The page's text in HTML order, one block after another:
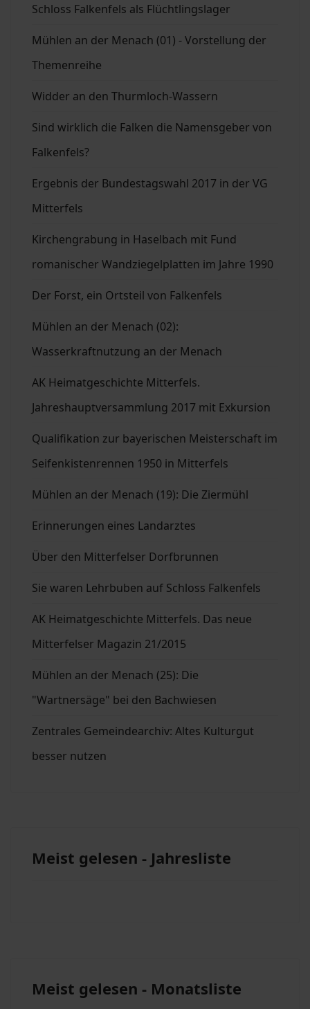
Schloss Falkenfels als Flüchtlingslager
Mühlen an der Menach (01) - Vorstellung der
Themenreihe
Widder an den Thurmloch-Wassern
Sind wirklich die Falken die Namensgeber von
Falkenfels?
Ergebnis der Bundestagswahl 2017 in der VG
Mitterfels
Kirchengrabung in Haselbach mit Fund
romanischer Wandziegelplatten im Jahre 1990
Der Forst, ein Ortsteil von Falkenfels
Mühlen an der Menach (02):
Wasserkraftnutzung an der Menach
AK Heimatgeschichte Mitterfels.
Jahreshauptversammlung 2017 mit Exkursion
Qualifikation zur bayerischen Meisterschaft im
Seifenkistenrennen 1950 in Mitterfels
Mühlen an der Menach (19): Die Ziermühl
Erinnerungen eines Landarztes
Über den Mitterfelser Dorfbrunnen
Sie waren Lehrbuben auf Schloss Falkenfels
AK Heimatgeschichte Mitterfels. Das neue
Mitterfelser Magazin 21/2015
Mühlen an der Menach (25): Die
"Wartnersäge" bei den Bachwiesen
Zentrales Gemeindearchiv: Altes Kulturgut
besser nutzen
Meist gelesen - Jahresliste
Meist gelesen - Monatsliste